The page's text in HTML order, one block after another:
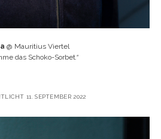
@ Mauritius Viertel
das Schoko-Sorbet.“
11. SEPTEMBER 2022